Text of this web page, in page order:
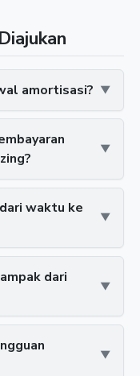
amortisasi?
waktu ke
dari